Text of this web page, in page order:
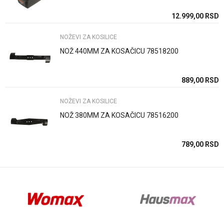
12.999,00 RSD
NOŽEVI ZA KOSILICE
NOŽ 440MM ZA KOSAČICU 78518200
889,00 RSD
NOŽEVI ZA KOSILICE
NOŽ 380MM ZA KOSAČICU 78516200
789,00 RSD